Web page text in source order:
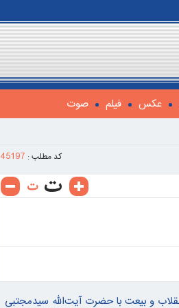
عکس فیلم صوت
کد مطلب : 45197
و بیعت با حضرت آیت‌الله سیدمجتبی